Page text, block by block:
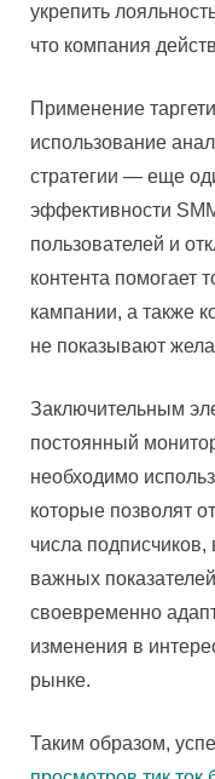
укрепить
что компания
Применение
использование
стратегии — еще
эффективности
пользователей и
контента помогает
кампании, а также
не показывают
Заключительным
постоянный
необходимо
которые позволят
числа подписчиков,
важных
своевременно
изменения в
рынке.
Таким образом,